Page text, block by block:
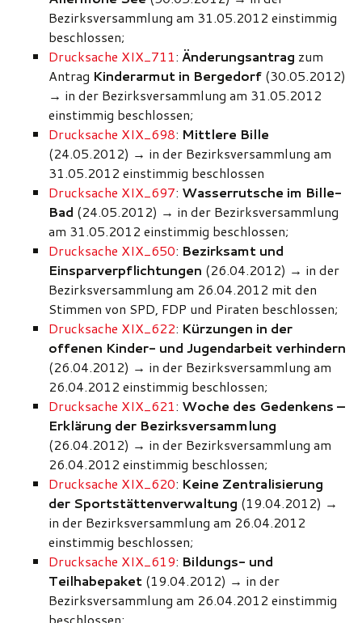
Bezirksversammlung am 31.05.2012 einstimmig
beschlossen;
Drucksache XIX_711: Änderungsantrag zum
Antrag Kinderarmut in Bergedorf (30.05.2012)
→ in der Bezirksversammlung am 31.05.2012
einstimmig beschlossen;
Drucksache XIX_698: Mittlere Bille
(24.05.2012) → in der Bezirksversammlung am
31.05.2012 einstimmig beschlossen
Drucksache XIX_697: Wasserrutsche im Bille-
Bad (24.05.2012) → in der Bezirksversammlung
am 31.05.2012 einstimmig beschlossen;
Drucksache XIX_650: Bezirksamt und
Einsparverpflichtungen (26.04.2012) → in der
Bezirksversammlung am 26.04.2012 mit den
Stimmen von SPD, FDP und Piraten beschlossen;
Drucksache XIX_622: Kürzungen in der
offenen Kinder- und Jugendarbeit verhindern
(26.04.2012) → in der Bezirksversammlung am
26.04.2012 einstimmig beschlossen;
Drucksache XIX_621: Woche des Gedenkens –
Erklärung der Bezirksversammlung
(26.04.2012) → in der Bezirksversammlung am
26.04.2012 einstimmig beschlossen;
Drucksache XIX_620: Keine Zentralisierung
der Sportstättenverwaltung (19.04.2012) →
in der Bezirksversammlung am 26.04.2012
einstimmig beschlossen;
Drucksache XIX_619: Bildungs- und
Teilhabepaket (19.04.2012) → in der
Bezirksversammlung am 26.04.2012 einstimmig